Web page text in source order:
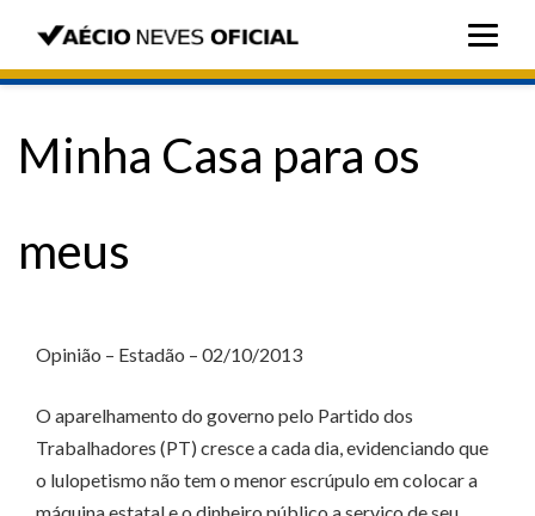
Minha Casa para os
meus
Opinião – Estadão – 02/10/2013
O aparelhamento do governo pelo Partido dos
Trabalhadores (PT) cresce a cada dia, evidenciando que
o lulopetismo não tem o menor escrúpulo em colocar a